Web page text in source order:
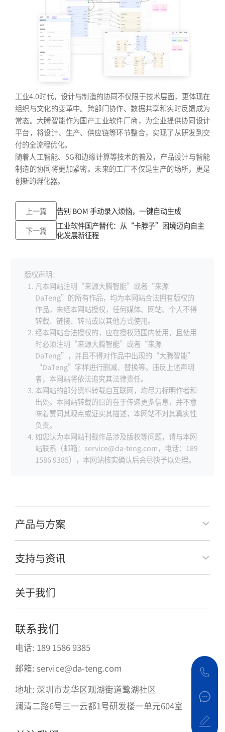
工业4.0时代，设计与制造的协同不仅限于技术层面，更体现在
组织与文化的变革中。跨部门协作、数据共享和实时反馈成为
常态。大腾智能作为国产工业软件厂商，为企业提供协同设计
平台，将设计、生产、供应链等环节整合，实现了从研发到交
付的全流程优化。
随着人工智能、5G和边缘计算等技术的普及，产品设计与智能
制造的协同将更加紧密。未来的工厂不仅是生产的场所，更是
创新的孵化器。
上一篇
告别 BOM 手动录入烦恼，一键自动生成
下一篇
工业软件国产替代：从“卡脖子”困境迈向自主
化发展新征程
版权声明：
凡本网站注明“来源大腾智能”或者“来源
DaTeng”的所有作品，均为本网站合法拥有版权的
作品，未经本网站授权，任何媒体、网站、个人不得
转载、链接、转帖或以其他方式使用。
经本网站合法授权的，应在授权范围内使用，且使用
时必须注明“来源大腾智能”或者“来源
DaTeng”，并且不得对作品中出现的“大腾智能”
“DaTeng”字样进行删减、替换等。违反上述声明
者，本网站将依法追究其法律责任。
本网站的部分资料转载自互联网，均尽力标明作者和
出处。本网站转载的目的在于传递更多信息，并不意
味着赞同其观点或证实其描述，本网站不对其真实性
负责。
如您认为本网站刊载作品涉及版权等问题，请与本网
站联系（邮箱：service@da-teng.com，电话：189
1586 9385），本网站核实确认后会尽快予以处理。
产品与方案
支持与资讯
关于我们
联系我们
电话: 189 1586 9385
邮箱: service@da-teng.com
地址: 深圳市龙华区观湖街道鹭湖社区
澜清二路6号三一云都1号研发楼一单元604室